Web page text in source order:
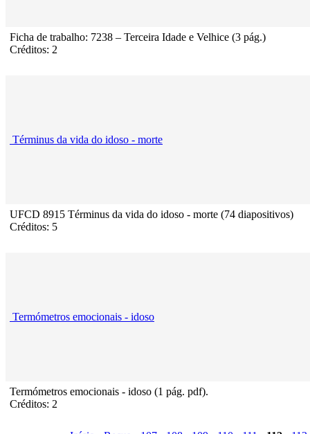
Ficha de trabalho: 7238 – Terceira Idade e Velhice (3 pág.)
Créditos: 2
Términus da vida do idoso - morte
UFCD 8915 Términus da vida do idoso - morte (74 diapositivos)
Créditos: 5
Termómetros emocionais - idoso
Termómetros emocionais - idoso (1 pág. pdf).
Créditos: 2